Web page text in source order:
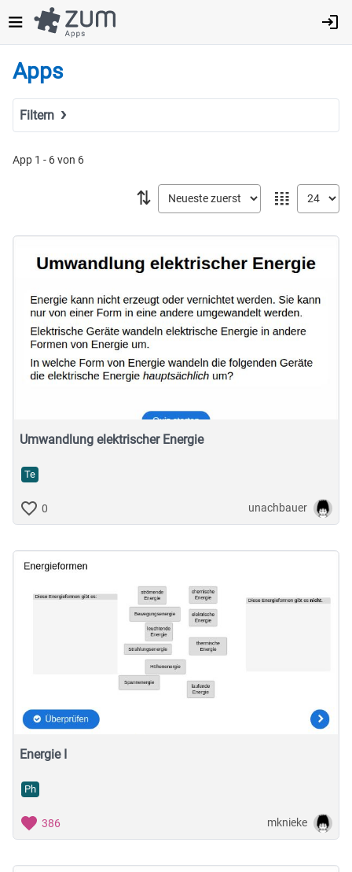
zum
Inhalt
Apps
Filtern
Fach
Sprachen
Geistes- & Sozialwissenschaften
Musische Fächer & Sport
Sonstiges
App 1 - 6 von 6
𝍖
⇅
Umwandlung elektrischer Energie
Te
0 unachbauer
Energie I
Ph
386 mknieke